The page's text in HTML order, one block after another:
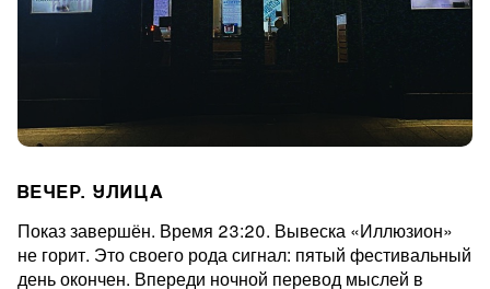
ВЕЧЕР. УЛИЦА
Показ завершён. Время 23:20. Вывеска «Иллюзион»
не горит. Это своего рода сигнал: пятый фестивальный
день окончен. Впереди ночной перевод мыслей в